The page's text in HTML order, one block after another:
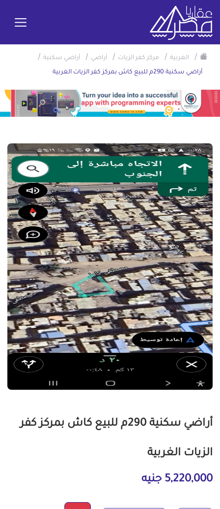
/ الغربية / مركز كفر الزيات / أراضي / أراضي سكنية /
أراضي سكنية 290م للبيع كاش بمركز كفر الزيات الغربية
أراضي سكنية 290م للبيع كاش بمركز كفر
الزيات الغربية
5,220,000 جنيه